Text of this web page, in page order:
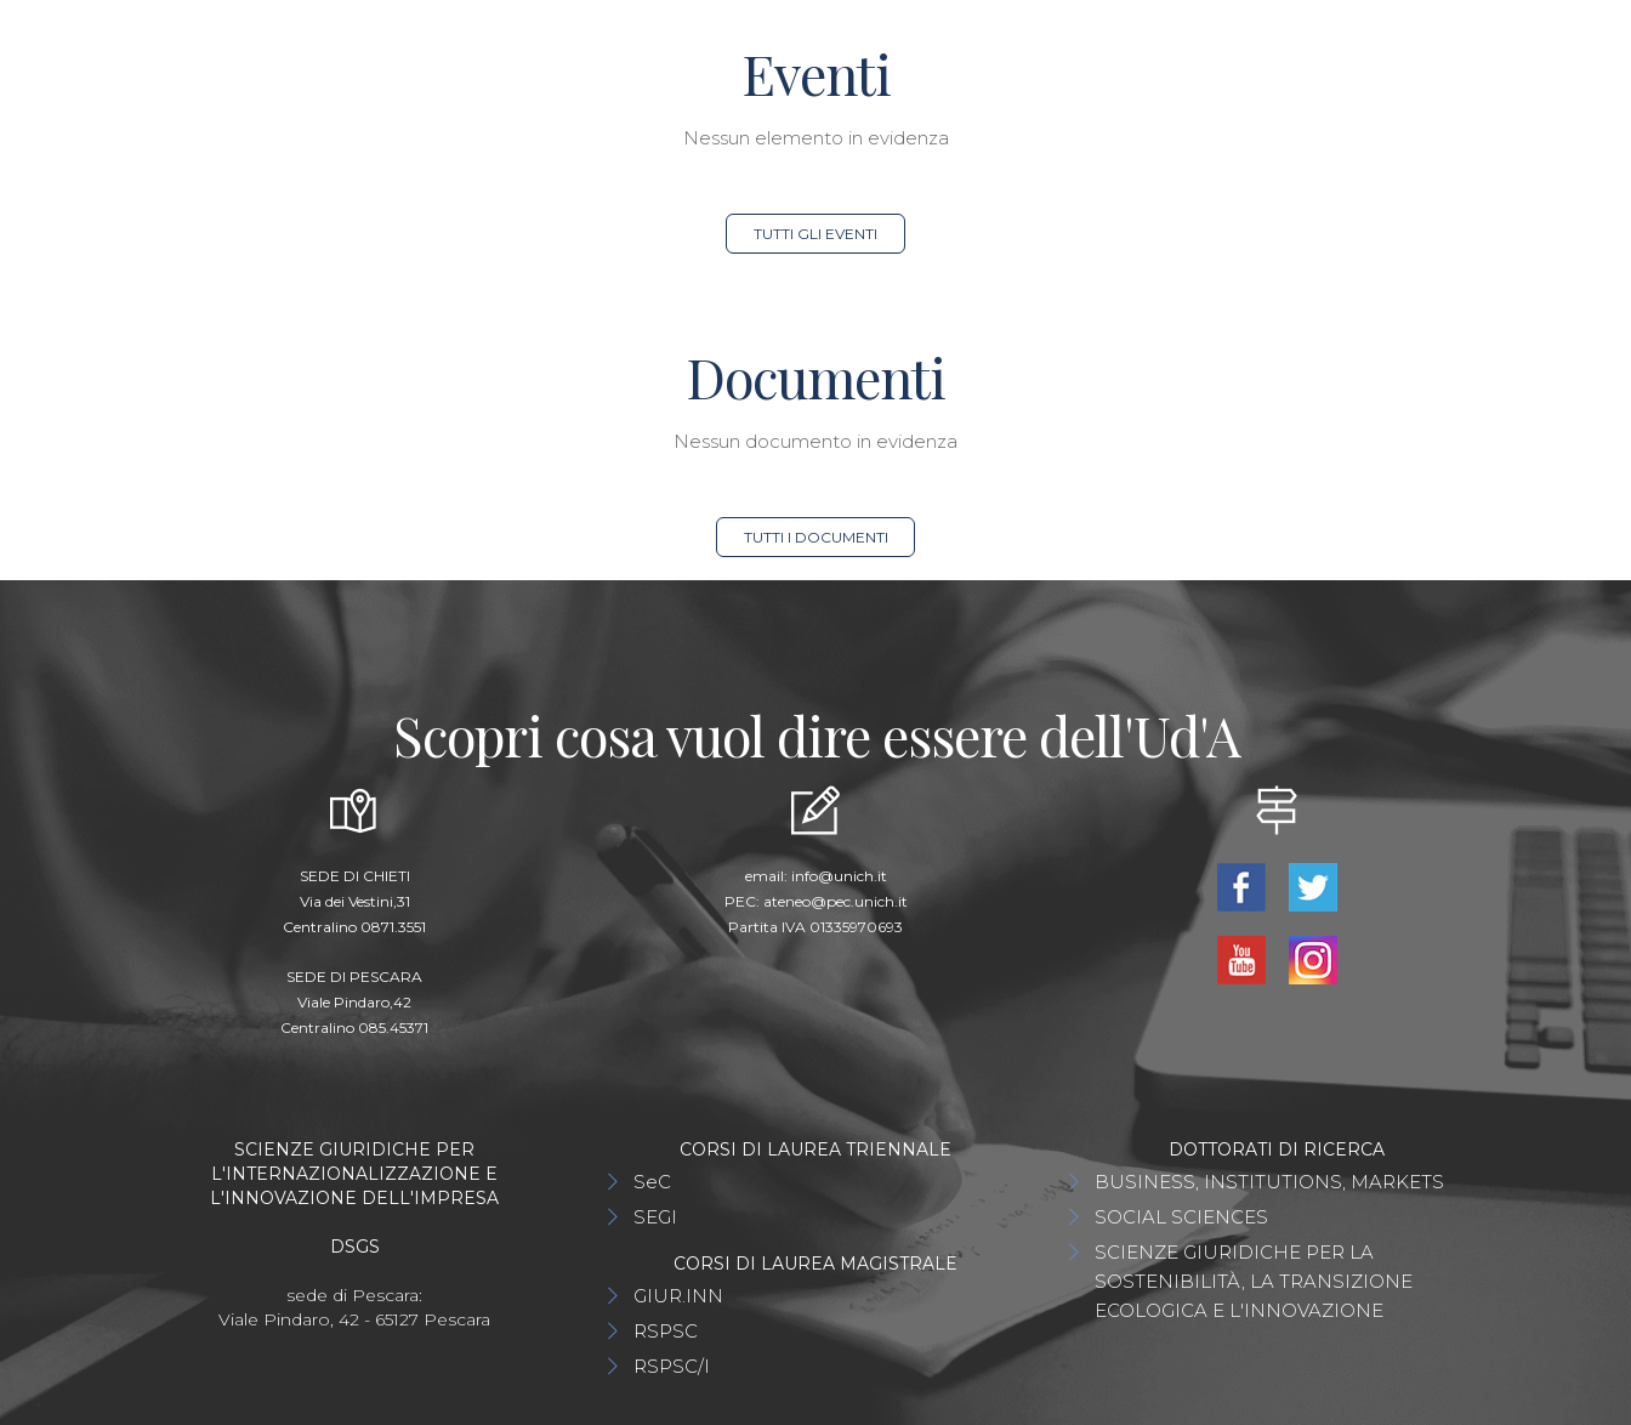
Eventi
Nessun elemento in evidenza
TUTTI GLI EVENTI
Documenti
Nessun documento in evidenza
TUTTI I DOCUMENTI
Scopri cosa vuol dire essere dell'Ud'A
SEDE DI CHIETI
Via dei Vestini,31
Centralino 0871.3551
SEDE DI PESCARA
Viale Pindaro,42
Centralino 085.45371
email: info@unich.it
PEC: ateneo@pec.unich.it
Partita IVA 01335970693
SCIENZE GIURIDICHE PER
L'INTERNAZIONALIZZAZIONE E
L'INNOVAZIONE DELL'IMPRESA
DSGS
sede di Pescara:
Viale Pindaro, 42 - 65127 Pescara
CORSI DI LAUREA TRIENNALE
SeC
SEGI
CORSI DI LAUREA MAGISTRALE
GIUR.INN
RSPSC
RSPSC/I
DOTTORATI DI RICERCA
BUSINESS, INSTITUTIONS, MARKETS
SOCIAL SCIENCES
SCIENZE GIURIDICHE PER LA
SOSTENIBILITÀ, LA TRANSIZIONE
ECOLOGICA E L'INNOVAZIONE